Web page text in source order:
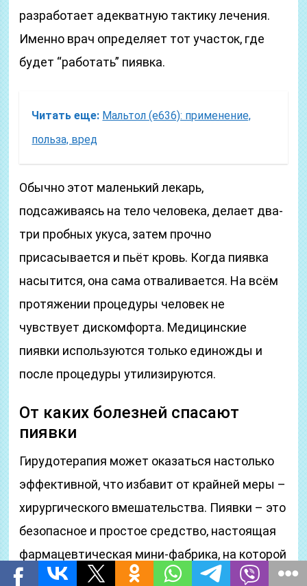
разработает адекватную тактику лечения.
Именно врач определяет тот участок, где
будет “работать” пиявка.
Читать еще: Мальтол (е636): применение,
польза, вред
Обычно этот маленький лекарь,
подсаживаясь на тело человека, делает два-
три пробных укуса, затем прочно
присасывается и пьёт кровь. Когда пиявка
насытится, она сама отваливается. На всём
протяжении процедуры человек не
чувствует дискомфорта. Медицинские
пиявки используются только единожды и
после процедуры утилизируются.
От каких болезней спасают
пиявки
Гирудотерапия может оказаться настолько
эффективной, что избавит от крайней меры –
хирургического вмешательства. Пиявки – это
безопасное и простое средство, настоящая
фармацевтическая мини-фабрика, на которой
основана вся гирудотерапия. Показания для